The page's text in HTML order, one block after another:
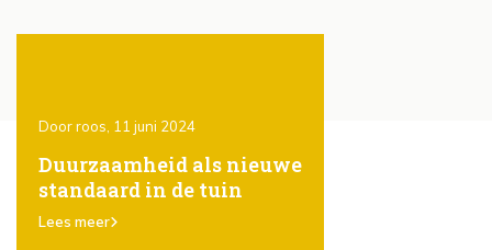
Door roos, 11 juni 2024
Duurzaamheid als nieuwe
standaard in de tuin
Lees meer